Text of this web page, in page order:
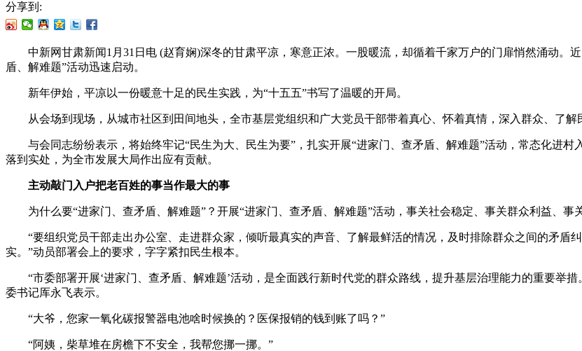
分享到:
中新网甘肃新闻1月31日电 (赵育娴)深冬的甘肃平凉，寒意正浓。一股暖流，却循着千家万户的门扉悄然涌动。
盾、解难题”活动迅速启动。
新年伊始，平凉以一份暖意十足的民生实践，为“十五五”书写了温暖的开局。
从会场到现场，从城市社区到田间地头，全市基层党组织和广大党员干部带着真心、怀着真情，深入群众、了解
与会同志纷纷表示，将始终牢记“民生为大、民生为要”，扎实开展“进家门、查矛盾、解难题”活动，常态化进村
落到实处，为全市发展大局作出应有贡献。
主动敲门入户把老百姓的事当作最大的事
为什么要“进家门、查矛盾、解难题”？开展“进家门、查矛盾、解难题”活动，事关社会稳定、事关群众利益、事
“要组织党员干部走出办公室、走进群众家，倾听最真实的声音、了解最鲜活的情况，及时排除群众之间的矛盾
实。”动员部署会上的要求，字字紧扣民生根本。
“市委部署开展‘进家门、查矛盾、解难题’活动，是全面践行新时代党的群众路线，提升基层治理能力的重要举
委书记厍永飞表示。
“大爷，您家一氧化碳报警器电池啥时候换的？医保报销的钱到账了吗？”
“阿姨，柴草堆在房檐下不安全，我帮您挪一挪。”